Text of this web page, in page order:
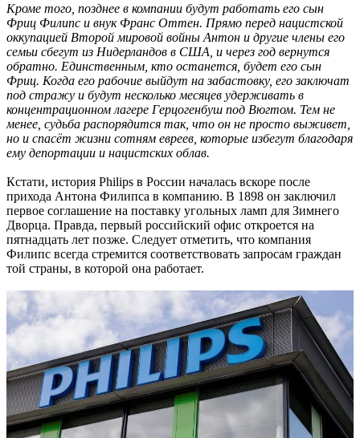
Кроме того, позднее в компании будут работать его сын
Фриц Филипс и внук Франс Оттен. Прямо перед нацистской
оккупацией Второй мировой войны Антон и другие члены его
семьи сбегут из Нидерландов в США, и через год вернутся
обратно. Единственным, кто останется, будет его сын
Фриц. Когда его рабочие выйдут на забастовку, его заключат
под стражу и будут несколько месяцев удерживать в
концентрационном лагере Герцогенбуш под Вюгтом. Тем не
менее, судьба распорядится так, что он не просто выживет,
но и спасёт жизни сотням евреев, которые избегут благодаря
ему депортации и нацистских облав.
Кстати, история Philips в России началась вскоре после
прихода Антона Филипса в компанию. В 1898 он заключил
первое соглашение на поставку угольных ламп для Зимнего
Дворца. Правда, первый российский офис откроется на
пятнадцать лет позже. Следует отметить, что компания
Филипс всегда стремится соответствовать запросам граждан
той страны, в которой она работает.